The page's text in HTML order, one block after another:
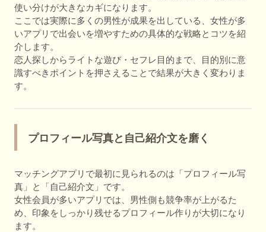
使い分けが大きなカギになります。
ここでは実際に多くの男性が成果を出している、女性が多
いアプリで出会いを増やすための具体的な戦略とコツを紹
介します。
恋人探しからライトな遊び・セフレ目的まで、目的別に意
識すべきポイントを押さえることで結果が大きく変わりま
す。
プロフィール写真と自己紹介文を磨く
マッチングアプリで最初に見られるのは「プロフィール写
真」と「自己紹介文」です。
女性会員が多いアプリでは、男性側も競争率が上がるた
め、印象をしっかり残せるプロフィール作りが大切になり
ます。